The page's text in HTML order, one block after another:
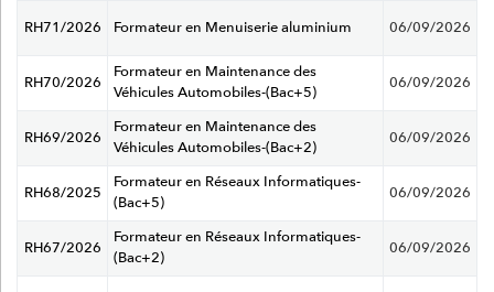
RH71/2026 Formateur en Menuiserie aluminium 06/09/2026
RH70/2026
Formateur en Maintenance des
Véhicules Automobiles-(Bac+5)
06/09/2026
RH69/2026
Formateur en Maintenance des
Véhicules Automobiles-(Bac+2)
06/09/2026
RH68/2025
Formateur en Réseaux Informatiques-
(Bac+5)
06/09/2026
RH67/2026
Formateur en Réseaux Informatiques-
(Bac+2)
06/09/2026